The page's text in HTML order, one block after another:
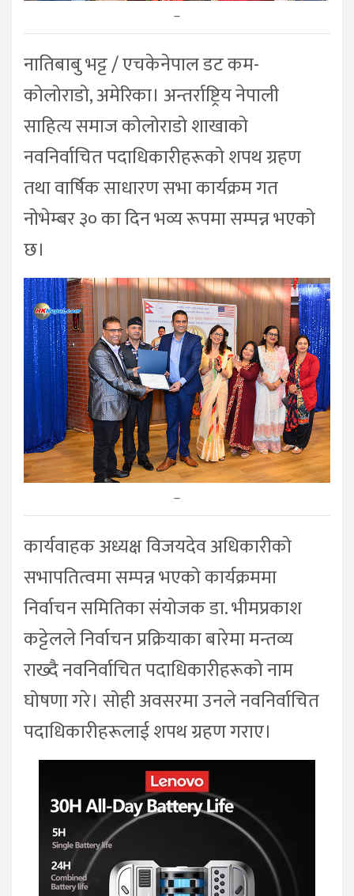
–
नातिबाबु भट्ट / एचकेनेपाल डट कम-
कोलोराडो, अमेरिका। अन्तर्राष्ट्रिय नेपाली
साहित्य समाज कोलोराडो शाखाको
नवनिर्वाचित पदाधिकारीहरूको शपथ ग्रहण
तथा वार्षिक साधारण सभा कार्यक्रम गत
नोभेम्बर ३० का दिन भव्य रूपमा सम्पन्न भएको
छ।
–
कार्यवाहक अध्यक्ष विजयदेव अधिकारीको
सभापतित्वमा सम्पन्न भएको कार्यक्रममा
निर्वाचन समितिका संयोजक डा. भीमप्रकाश
कट्टेलले निर्वाचन प्रक्रियाका बारेमा मन्तव्य
राख्दै नवनिर्वाचित पदाधिकारीहरूको नाम
घोषणा गरे। सोही अवसरमा उनले नवनिर्वाचित
पदाधिकारीहरूलाई शपथ ग्रहण गराए।